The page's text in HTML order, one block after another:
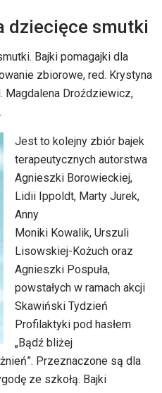
dziecięce smutki
Bajki pomagajki dla
zbiorowe, red. Krystyna
Magdalena Droździewicz,
Jest to kolejny zbiór bajek
terapeutycznych autorstwa
Agnieszki Borowieckiej,
Lidii Ippoldt, Marty Jurek,
Anny
Moniki Kowalik, Urszuli
Lisowskiej-Kożuch oraz
Agnieszki Pospuła,
powstałych w ramach akcji
Skawiński Tydzień
Profilaktyki pod hasłem
„Bądź bliżej
Przeznaczone są dla
ze szkołą. Bajki